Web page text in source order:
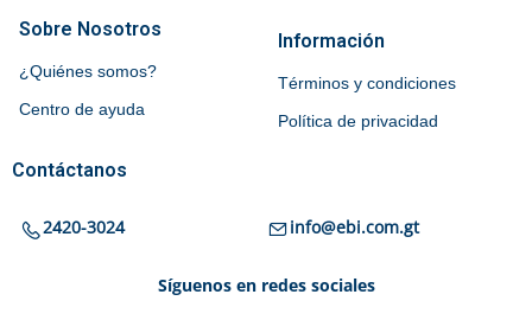
Sobre Nosotros
¿Quiénes somos?
Centro de ayuda
Información
Términos y condiciones
Política de privacidad
Contáctanos
2420-3024 info@ebi.com.gt
Síguenos en redes sociales